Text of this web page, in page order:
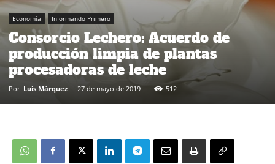
Economía Informando Primero
Consorcio Lechero: Acuerdo de
producción limpia de plantas
procesadoras de leche
Por Luis Márquez - 27 de mayo de 2019 512